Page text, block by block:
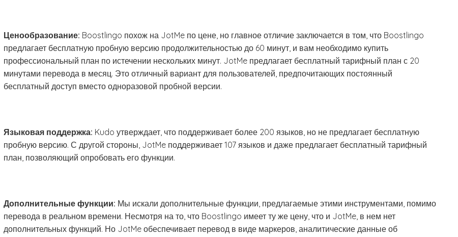
Ценообразование: Boostlingo похож на JotMe по цене, но главное отличие заключается в том, что Boostlingo
предлагает бесплатную пробную версию продолжительностью до 60 минут, и вам необходимо купить
профессиональный план по истечении нескольких минут. JotMe предлагает бесплатный тарифный план с 20
минутами перевода в месяц. Это отличный вариант для пользователей, предпочитающих постоянный
бесплатный доступ вместо одноразовой пробной версии.
Языковая поддержка: Kudo утверждает, что поддерживает более 200 языков, но не предлагает бесплатную
пробную версию. С другой стороны, JotMe поддерживает 107 языков и даже предлагает бесплатный тарифный
план, позволяющий опробовать его функции.
Дополнительные функции: Мы искали дополнительные функции, предлагаемые этими инструментами, помимо
перевода в реальном времени. Несмотря на то, что Boostlingo имеет ту же цену, что и JotMe, в нем нет
дополнительных функций. Но JotMe обеспечивает перевод в виде маркеров, аналитические данные об